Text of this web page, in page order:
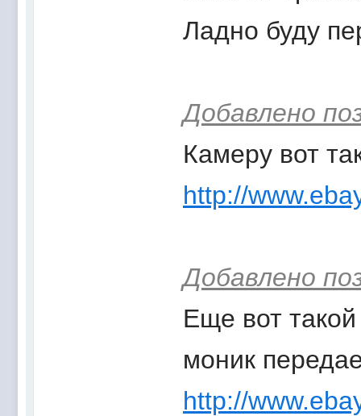
Ладно буду
Добавлено
Камеру вот
http://
Добавлено
Еще вот
моник
http://